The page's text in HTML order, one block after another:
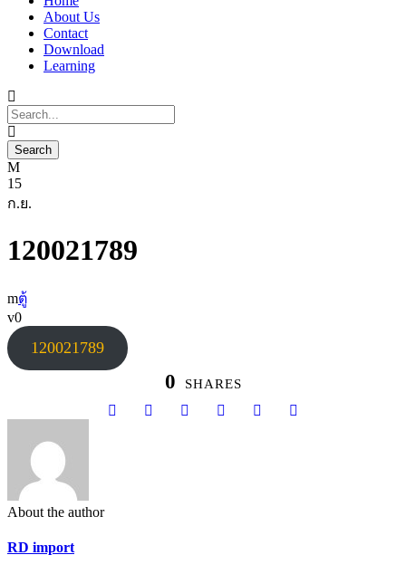
About Us
Contact
Download
Learning
15
ก.ย.
120021789
ตู้
0
120021789
0 SHARES
About the author
RD import